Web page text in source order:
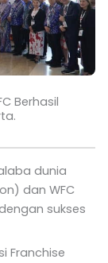
Berhasil
dunia
dan WFC
sukses
Franchise